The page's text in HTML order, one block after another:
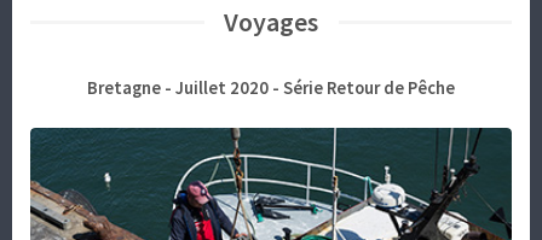
Voyages
Bretagne - Juillet 2020 - Série Retour de Pêche